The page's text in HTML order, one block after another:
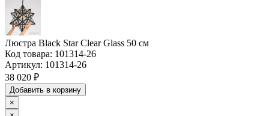
Люстра Black Star Clear Glass 50 см
Код товара: 101314-26
Артикул: 101314-26
38 020 ₽
Добавить в корзину
×